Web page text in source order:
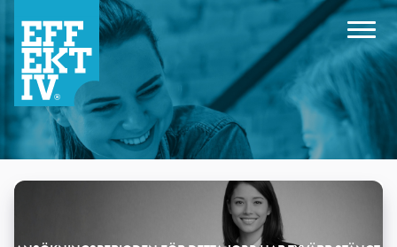
Products